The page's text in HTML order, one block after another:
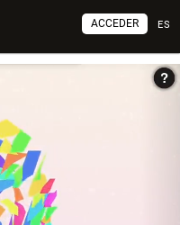
ES
ACCEDER